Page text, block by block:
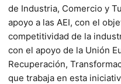
de Industria, Comercio y
apoyo a las AEI, con el
competitividad de la
con el apoyo de la Unión
Recuperación,
que trabaja en esta